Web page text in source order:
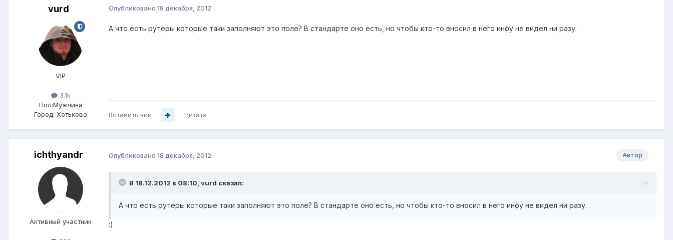
vurd
VIP
3.1k
Пол:Мужчина
Город: Хотьково
Опубликовано 18 декабря, 2012
А что есть рутеры которые таки заполняют это поле? В стандарте оно есть, но чтобы кто-то вносил в него инфу не видел ни разу.
Вставить ник Цитата
ichthyandr
Активный участник
Автор
Опубликовано 18 декабря, 2012
В 18.12.2012 в 08:10, vurd сказал:
А что есть рутеры которые таки заполняют это поле? В стандарте оно есть, но чтобы кто-то вносил в него инфу не видел ни разу.
:)